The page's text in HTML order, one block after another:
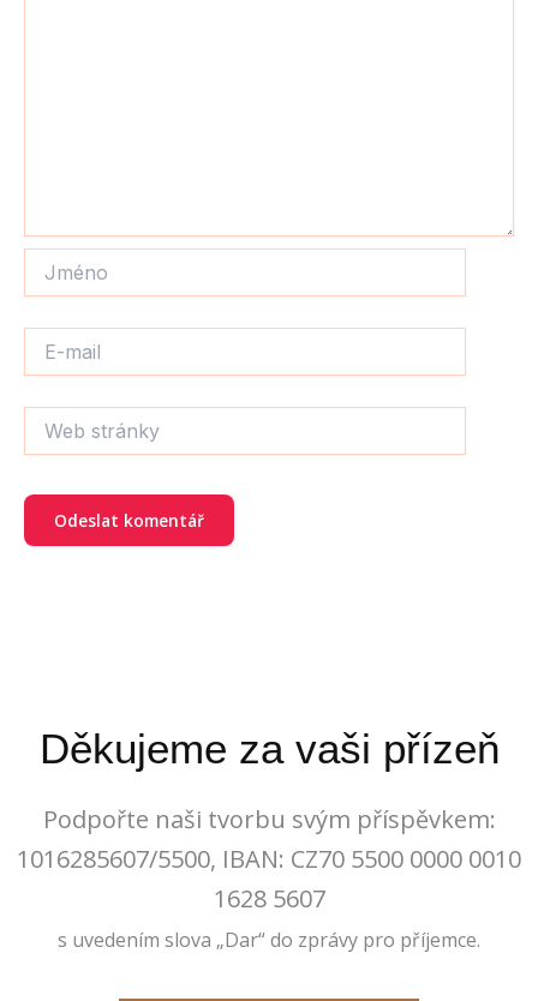
mail
stránky
Děkujeme za vaši přízeň
Podpořte naši tvorbu svým příspěvkem:
1016285607/5500, IBAN: CZ70 5500 0000 0010
1628 5607
s uvedením slova „Dar“ do zprávy pro příjemce.